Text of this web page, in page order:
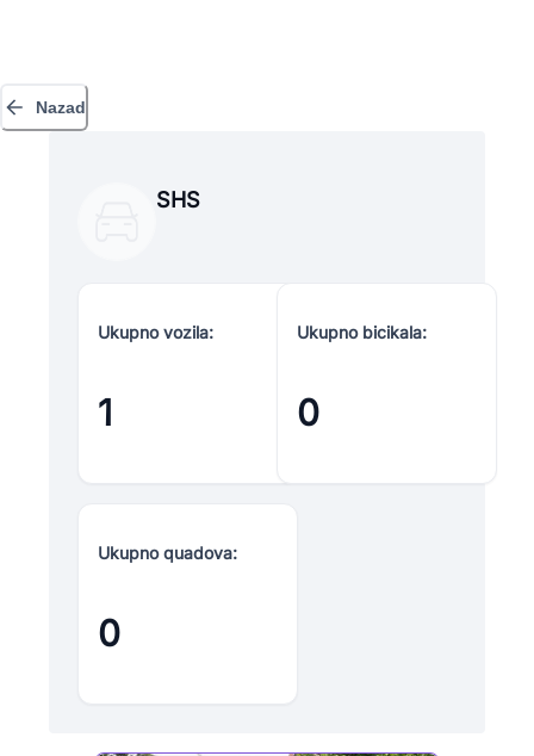
Nazad
SHS
Ukupno vozila:
1
Ukupno bicikala:
0
Ukupno quadova:
0